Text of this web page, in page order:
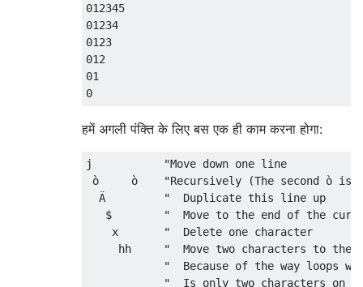
012345
01234
0123
012
01
हमें अगली पंक्ति के लिए बस एक ही काम करना होगा:
j           "Move down one line
ò     ò    "Recursively (The second ò is
  Ä         "  Duplicate this line up
$        "  Move to the end of the
    x       "  Delete one character
hh     "  Move two characters to the
"  Because of the way loops